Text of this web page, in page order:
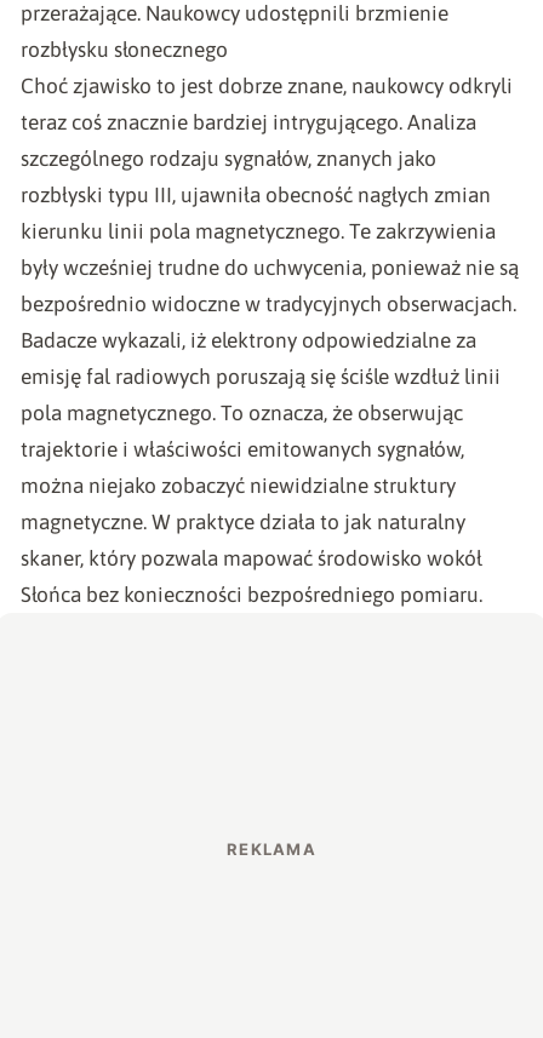
przerażające. Naukowcy udostępnili brzmienie
rozbłysku słonecznego
Choć zjawisko to jest dobrze znane, naukowcy odkryli
teraz coś znacznie bardziej intrygującego. Analiza
szczególnego rodzaju sygnałów, znanych jako
rozbłyski typu III, ujawniła obecność nagłych zmian
kierunku linii pola magnetycznego. Te zakrzywienia
były wcześniej trudne do uchwycenia, ponieważ nie są
bezpośrednio widoczne w tradycyjnych obserwacjach.
Badacze wykazali, iż elektrony odpowiedzialne za
emisję fal radiowych poruszają się ściśle wzdłuż linii
pola magnetycznego. To oznacza, że obserwując
trajektorie i właściwości emitowanych sygnałów,
można niejako zobaczyć niewidzialne struktury
magnetyczne. W praktyce działa to jak naturalny
skaner, który pozwala mapować środowisko wokół
Słońca bez konieczności bezpośredniego pomiaru.